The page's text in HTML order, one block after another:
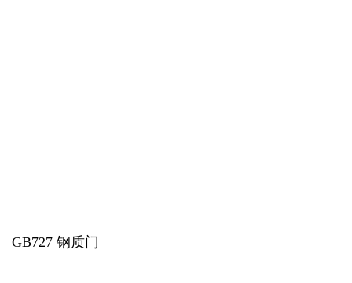
GB727 钢质门